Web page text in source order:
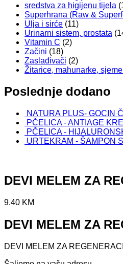
sredstva za higijenu tijela
Superhrana (Raw &
Ulja i sirće (11)
Urinarni sistem, prostata
Vitamin C (2)
Začini (18)
Zaslađivači (2)
Žitarice, mahunarke,
Poslednje dodano
NATURA PLUS- GOCIN
PČELICA - ANTIAGE
PČELICA -
URTEKRAM - ŠAMPON
DEVI MELEM ZA
9.40 KM
DEVI MELEM ZA
DEVI MELEM ZA